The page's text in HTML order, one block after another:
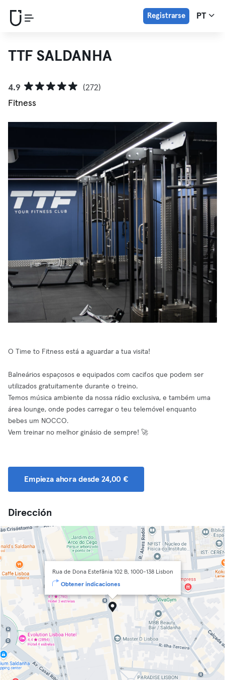
Registrarse PT
TTF SALDANHA
4.9
(272)
Fitness
O Time to Fitness está a aguardar a tua visita!
Balneários espaçosos e equipados com cacifos que podem ser
utilizados gratuitamente durante o treino.
Temos música ambiente da nossa rádio exclusiva, e também uma
área lounge, onde podes carregar o teu telemóvel enquanto
bebes um NOCCO.
Vem treinar no melhor ginásio de sempre! 🚀
Empieza ahora desde 24,00 €
Dirección
Rua de Dona Estefânia 102 B, 1000-138 Lisbon
Obtener indicaciones